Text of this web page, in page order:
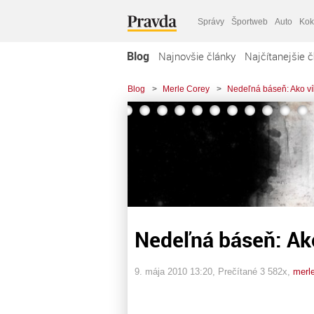
Správy Športweb Auto
Blog Najnovšie články Najčítanejšie
Blog > Merle Corey > Nedeľná báseň: Ako
Nedeľná báseň:
9. mája 2010 13:20 , Prečítané 3 582x,